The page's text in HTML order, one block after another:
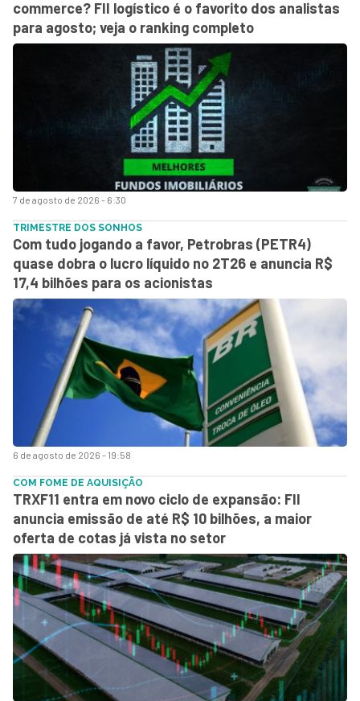
7 de agosto de 2026 - 6:30
commerce? FII logístico é o favorito dos analistas
para agosto; veja o ranking completo
6 de agosto de 2026 - 19:58
TRIMESTRE DOS SONHOS
Com tudo jogando a favor, Petrobras (PETR4)
quase dobra o lucro líquido no 2T26 e anuncia R$
17,4 bilhões para os acionistas
COM FOME DE AQUISIÇÃO
TRXF11 entra em novo ciclo de expansão: FII
anuncia emissão de até R$ 10 bilhões, a maior
oferta de cotas já vista no setor